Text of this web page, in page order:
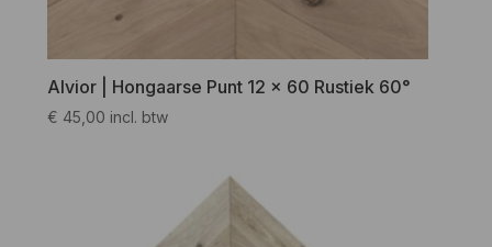
Alvior | Hongaarse Punt 12 x 60 Rustiek 60°
€ 45,00 incl. btw